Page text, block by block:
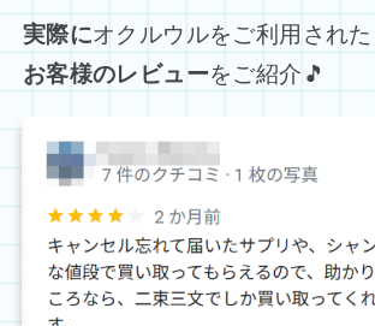
実際にオクルウルをご利用された
お客様のレビューをご紹介🎵